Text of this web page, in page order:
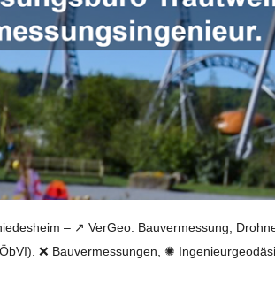
– ↗️ VerGeo: Bauvermessung,
❌ Bauvermessungen, ✺